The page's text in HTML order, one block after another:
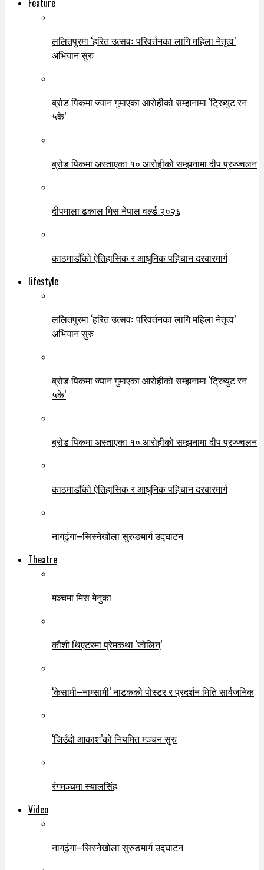
Feature
ललितपुरमा ‘हरित उत्सवः परिवर्तनका लागि महिला नेतृत्व’
अभियान सुरु
ब्रोड पिकमा ज्यान गुमाएका आरोहीको सम्झनामा ‘ट्रिब्युट रन
५के’
ब्रोड पिकमा अस्ताएका १० आरोहीको सम्झनामा दीप प्रज्ज्वलन
दीपमाला ढकाल मिस नेपाल वर्ल्ड २०२६
काठमाडौँको ऐतिहासिक र आधुनिक पहिचान दरबारमार्ग
lifestyle
ललितपुरमा ‘हरित उत्सवः परिवर्तनका लागि महिला नेतृत्व’
अभियान सुरु
ब्रोड पिकमा ज्यान गुमाएका आरोहीको सम्झनामा ‘ट्रिब्युट रन
५के’
ब्रोड पिकमा अस्ताएका १० आरोहीको सम्झनामा दीप प्रज्ज्वलन
काठमाडौँको ऐतिहासिक र आधुनिक पहिचान दरबारमार्ग
नागढुंगा–सिस्नेखोला सुरुङमार्ग उद्घाटन
Theatre
मञ्चमा मिस मेनुका
कौशी थिएटरमा प्रेमकथा ‘जोलिन्’
‘केसामी–नाम्सामी’ नाटकको पोस्टर र प्रदर्शन मिति सार्वजनिक
‘जिउँदो आकाश’को नियमित मञ्चन सुरु
रंगमञ्चमा स्यालसिंह
Video
नागढुंगा–सिस्नेखोला सुरुङमार्ग उद्घाटन